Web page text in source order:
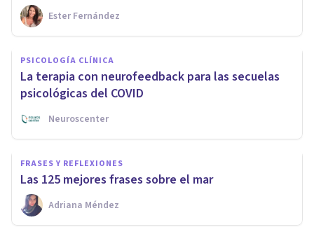
Ester Fernández
PSICOLOGÍA CLÍNICA
La terapia con neurofeedback para las secuelas
psicológicas del COVID
Neuroscenter
FRASES Y REFLEXIONES
Las 125 mejores frases sobre el mar
Adriana Méndez